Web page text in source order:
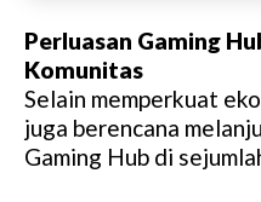
Perluasan Gaming
Komunitas
Selain memperkuat
juga berencana
Gaming Hub di